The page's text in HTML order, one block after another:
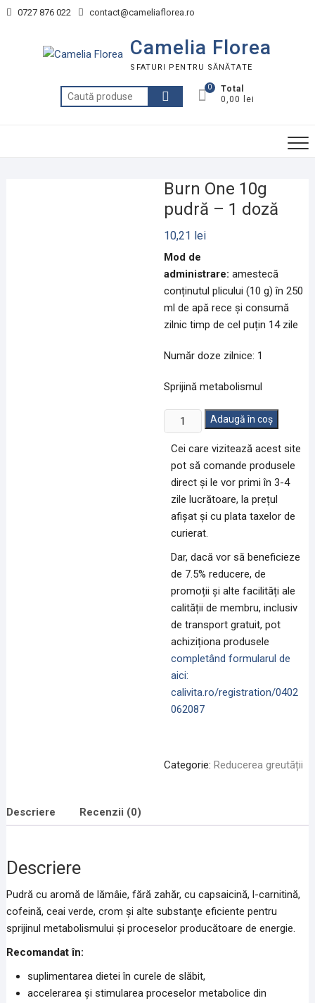
Skip 0727 876 022 contact@cameliaflorea.ro
Camelia Florea
SFATURI PENTRU SĂNĂTATE
Caută
după:
0
Total
0,00 lei
Burn One 10g
pudră – 1 doză
10,21 lei
Mod de
administrare: amestecă
conținutul plicului (10 g) în 250
ml de apă rece și consumă
zilnic timp de cel puțin 14 zile
Număr doze zilnice: 1
Sprijină metabolismul
Cantitate
Burn
One
10g
pudră
doză
Adaugă în coș
Cei care vizitează acest site
pot să comande produsele
direct și le vor primi în 3-4
zile lucrătoare, la prețul
afișat și cu plata taxelor de
curierat.
Dar, dacă vor să beneficieze
de 7.5% reducere, de
promoții și alte facilități ale
calității de membru, inclusiv
de transport gratuit, pot
achiziționa produsele
completând formularul de
aici:
calivita.ro/registration/0402
062087
Categorie: Reducerea greutății
Descriere Recenzii (0)
Descriere
Pudră cu aromă de lămâie, fără zahăr, cu capsaicină, l-carnitină,
cofeină, ceai verde, crom şi alte substanţe eficiente pentru
sprijinul metabolismului şi proceselor producătoare de energie.
Recomandat în:
suplimentarea dietei în curele de slăbit,
accelerarea și stimularea proceselor metabolice din